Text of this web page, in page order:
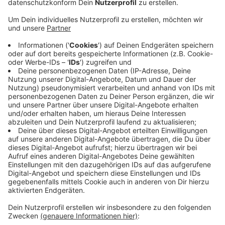
Anzeige
In Voerde haben Unbekannte an der Rahmstraße
Steine auf ein fahrendes Auto geworfen. Ein 20-
jähriger war dort am Samstagnachmittag (16:20 Uhr)
mit seinem Golf in Richtung Möllen unterwegs, als auf
Höhe Am Eichelkamp ein Stein gegen die
Windschutzscheibe flog. Auch die Beifahrerseite
wurde beschädigt. Der Fahrer blieb zum Glück
unverletzt. Er konnte aber drei Jugendliche am
Straßenrand erkennen, alle in dunklen Jogginghosen;
einer von ihnen trug eine schwarze Bauchtasche. Nach
den Jungs wird jetzt gesucht.